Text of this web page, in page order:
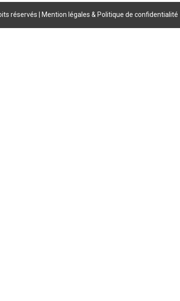
réservés | Mention légales & Politique de confidentialité